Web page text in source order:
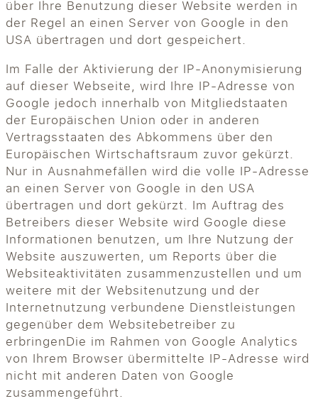
über Ihre Benutzung dieser Website werden in
der Regel an einen Server von Google in den
USA übertragen und dort gespeichert.
Im Falle der Aktivierung der IP-Anonymisierung
auf dieser Webseite, wird Ihre IP-Adresse von
Google jedoch innerhalb von Mitgliedstaaten
der Europäischen Union oder in anderen
Vertragsstaaten des Abkommens über den
Europäischen Wirtschaftsraum zuvor gekürzt.
Nur in Ausnahmefällen wird die volle IP-Adresse
an einen Server von Google in den USA
übertragen und dort gekürzt. Im Auftrag des
Betreibers dieser Website wird Google diese
Informationen benutzen, um Ihre Nutzung der
Website auszuwerten, um Reports über die
Websiteaktivitäten zusammenzustellen und um
weitere mit der Websitenutzung und der
Internetnutzung verbundene Dienstleistungen
gegenüber dem Websitebetreiber zu
erbringenDie im Rahmen von Google Analytics
von Ihrem Browser übermittelte IP-Adresse wird
nicht mit anderen Daten von Google
zusammengeführt.